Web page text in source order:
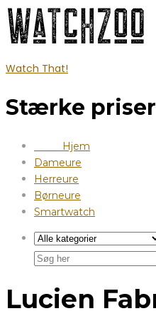
Watch That!
Stærke
Hjem
Dameure
Herreure
Børneure
Smartwatch
Lucien